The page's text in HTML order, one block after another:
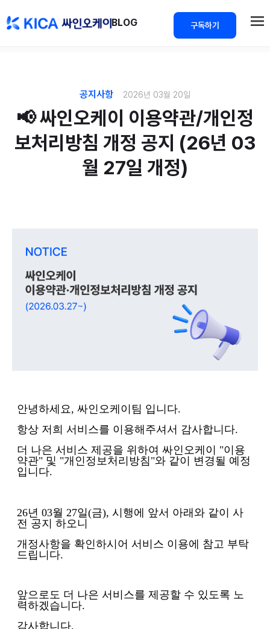
BLOG
구독하기
공지사항 2026년 03월 20일
📢 싸인오케이 이용약관/개인정
보처리방침 개정 공지 (26년 03
월 27일 개정)